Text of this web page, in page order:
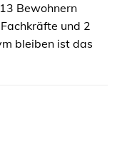
Bewohnern
und 2
bleiben ist das